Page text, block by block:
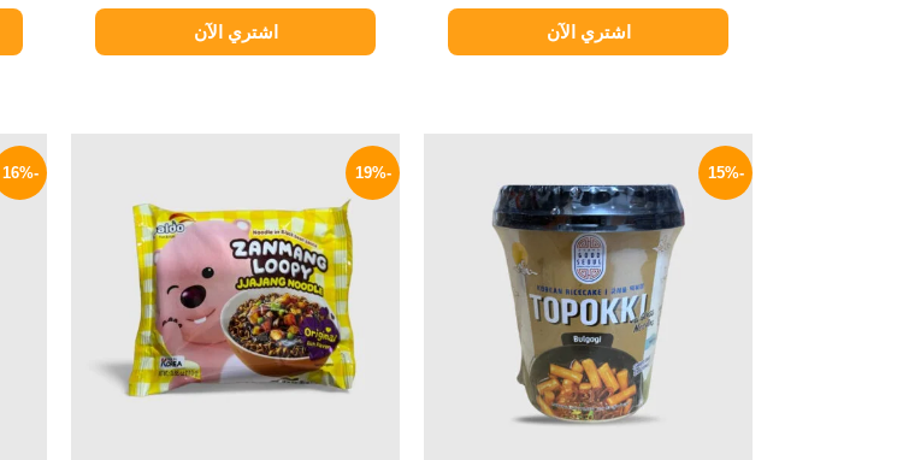
اشتري الآن اشتري الآن
-15%
هو:
235 EGP.
هو:
199 EGP.
-19%
140 EGP.
114 EGP.
-16%